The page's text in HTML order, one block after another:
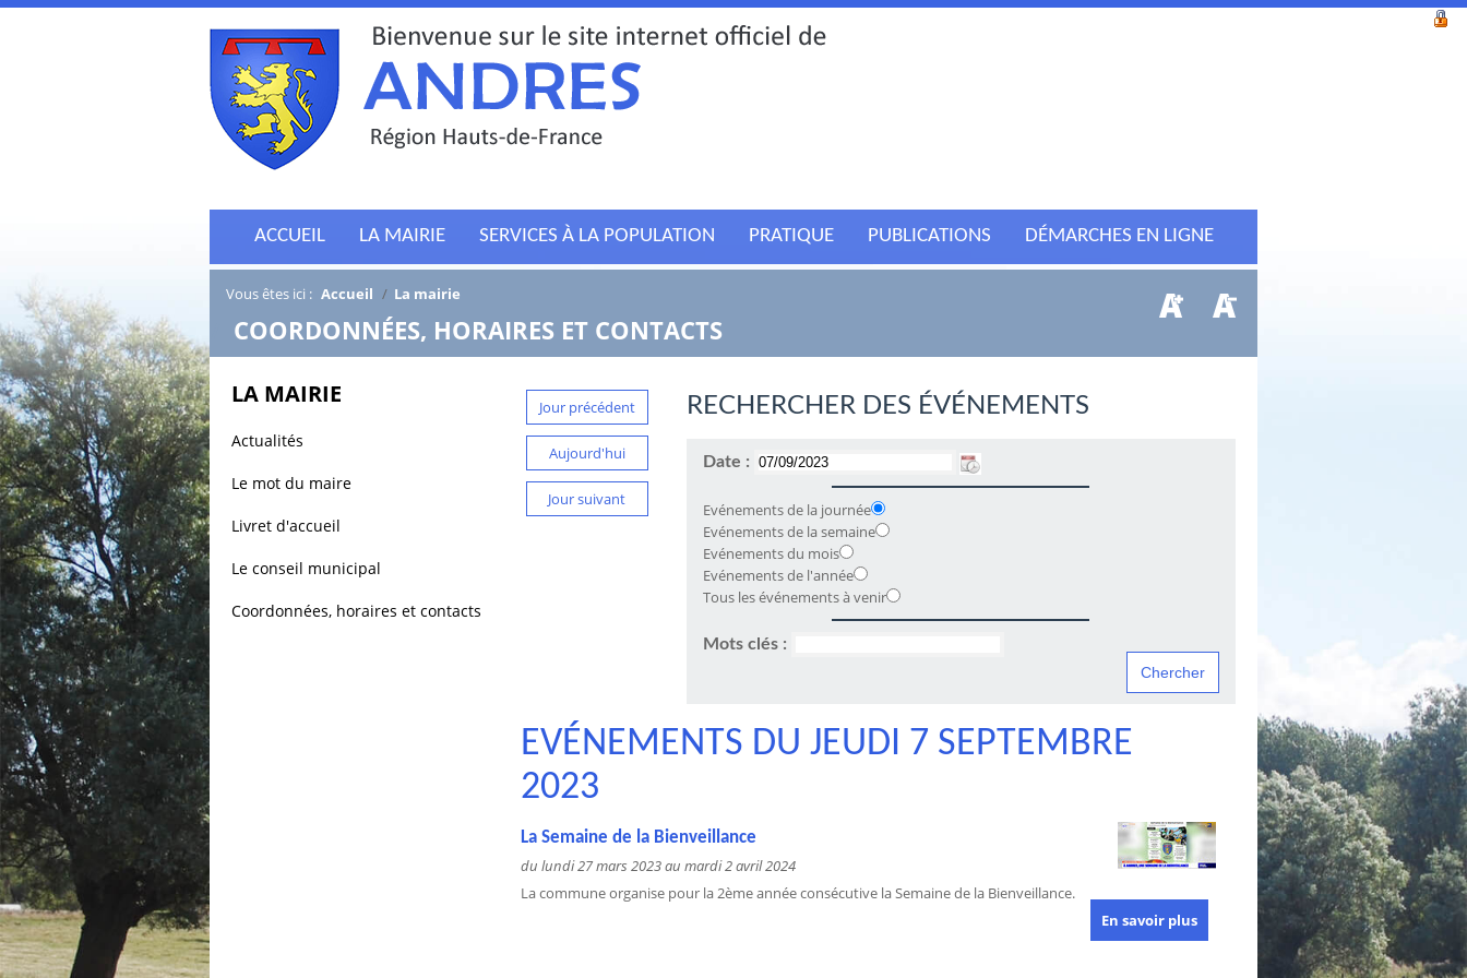
ACCUEIL LA MAIRIE SERVICES À LA POPULATION PRATIQUE PUBLICATIONS DÉMARCHES EN LIGNE
Vous êtes ici : Accueil / La mairie
COORDONNÉES, HORAIRES ET CONTACTS
LA MAIRIE
Actualités
Le mot du maire
Livret d'accueil
Le conseil municipal
Coordonnées, horaires et contacts
Jour précédent
Aujourd'hui
Jour suivant
RECHERCHER DES ÉVÉNEMENTS
Date :
Evénements de la journée
Evénements de la semaine
Evénements du mois
Evénements de l'année
Tous les événements à venir
Mots clés :
EVÉNEMENTS DU JEUDI 7 SEPTEMBRE
2023
La Semaine de la Bienveillance
du lundi 27 mars 2023 au mardi 2 avril 2024
La commune organise pour la 2ème année consécutive la Semaine de la Bienveillance.
En savoir plus